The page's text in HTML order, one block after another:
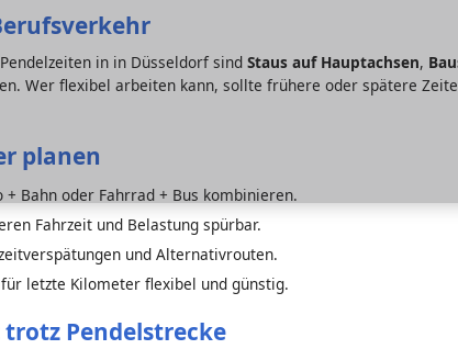
in in Düsseldorf sind Staus auf Hauptachsen,
Wer flexibel arbeiten kann, sollte frühere oder spätere
planen
+ Bahn oder Fahrrad + Bus kombinieren.
Fahrzeit und Belastung spürbar.
und Alternativrouten.
für letzte Kilometer flexibel und günstig.
Pendelstrecke